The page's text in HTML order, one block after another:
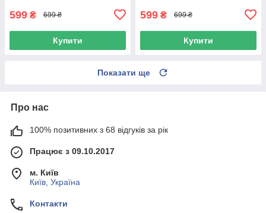
599 ₴ 699 ₴
Купити
599 ₴ 699 ₴
Купити
Показати ще
Про нас
100% позитивних з 68 відгуків за рік
Працює з 09.10.2017
м. Київ
Київ, Україна
Контакти